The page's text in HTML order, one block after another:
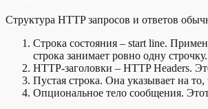
Структура HTTP запросов и ответов
Строка состояния – start line.
строка занимает ровно одну строчку.
HTTP-заголовки – HTTP Headers.
Пустая строка. Она указывает на
Опциональное тело сообщения.